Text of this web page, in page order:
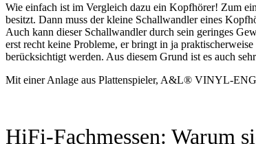
Wie einfach ist im Vergleich dazu ein Kopfhörer! Zum
besitzt. Dann muss der kleine Schallwandler eines
Auch kann dieser Schallwandler durch sein geringes
erst recht keine Probleme, er bringt in ja
berücksichtigt werden. Aus diesem Grund ist es auch
Mit einer Anlage aus Plattenspieler, A&L® VINYL-
HiFi-Fachmessen: Warum